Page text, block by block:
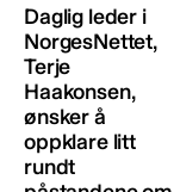
Daglig leder i
NorgesNettet,
Terje
Haakonsen,
ønsker å
oppklare litt
rundt